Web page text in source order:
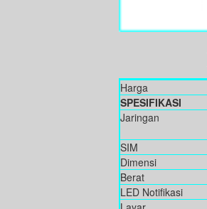
Harga
SPESIFIKASI
Jaringan
SIM
Dimensi
Berat
LED Notifikasi